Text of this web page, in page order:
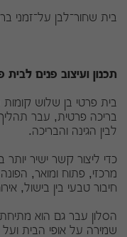
בית שחור־לבן על־זמני
תכנון ועיצוב פנים
בית פרטי בן שלוש קומות
בריכה פרטית, עבר
לבין הגינה והבריכה.
כדי ליצור קשר ישיר
מרכזי, פתוח ומואר,
חיבור טבעי בין בישול,
הסלון עבר גם הוא
שמירה על אופי הבית